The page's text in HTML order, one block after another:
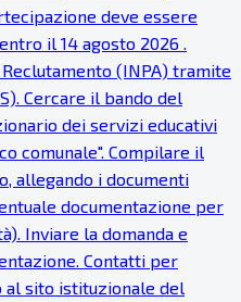
deve essere
il 14 agosto 2026 .
(INPA) tramite
Cercare il bando del
dei servizi educativi
comunale". Compilare il
allegando i documenti
documentazione per
Inviare la domanda e
Contatti per
sito istituzionale del